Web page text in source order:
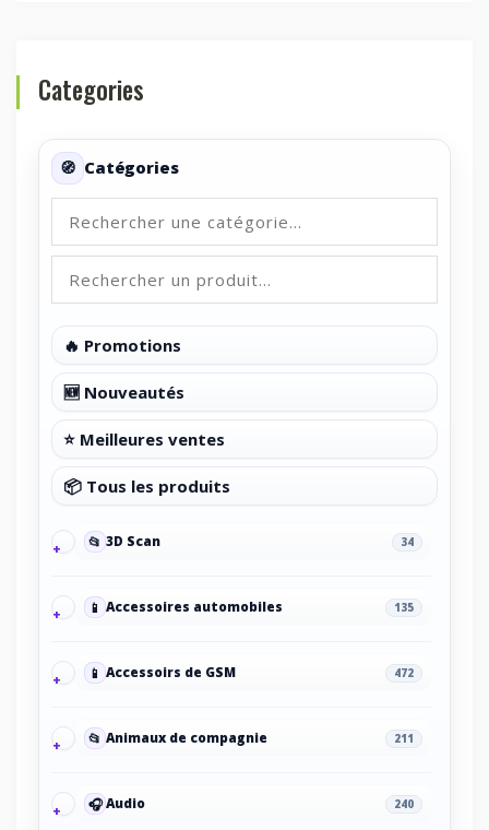
Categories
Catégories
🔥 Promotions
🆕 Nouveautés
⭐ Meilleures ventes
📦 Tous les produits
📂 3D Scan 34
📱 Accessoires automobiles 135
📱 Accessoirs de GSM 472
📂 Animaux de compagnie 211
🎧 Audio 240